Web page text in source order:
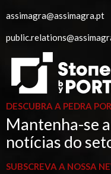
assimagra@assimagra.pt
DESCUBRA A PEDRA
Mantenha-se
notícias do
SUBSCREVA A NOSSA